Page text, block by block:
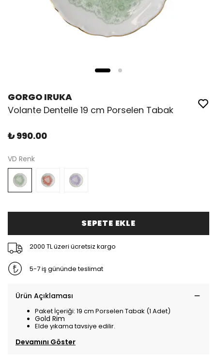
GORGO IRUKA
Volante Dentelle 19 cm Porselen Tabak
₺ 990.00
VD Renk
SEPETE EKLE
2000 TL üzeri ücretsiz kargo
5-7 iş gününde teslimat
Ürün Açıklaması
Paket İçeriği: 19 cm Porselen Tabak (1 Adet)
Gold Rim
Elde yıkama tavsiye edilir.
Devamını Göster